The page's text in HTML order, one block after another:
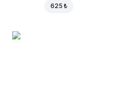
625 ₺